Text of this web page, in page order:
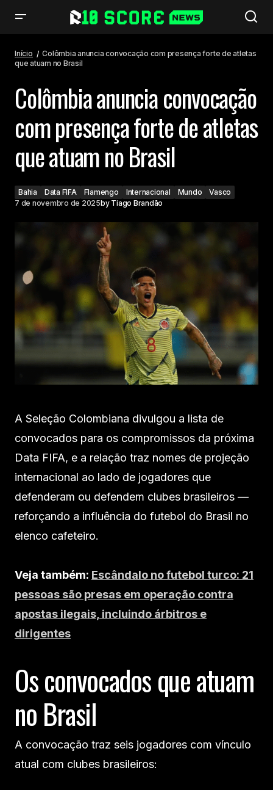
no Brasil
Início
Colômbia anuncia convocação com presença forte de atletas
que atuam no Brasil
Colômbia anuncia convocação
com presença forte de atletas
que atuam no Brasil
Bahia Data FIFA Flamengo Internacional Mundo
Vasco
7 de novembro de 2025by Tiago Brandão
A Seleção Colombiana divulgou a lista de
convocados para os compromissos da próxima
Data FIFA, e a relação traz nomes de projeção
internacional ao lado de jogadores que
defenderam ou defendem clubes brasileiros —
reforçando a influência do futebol do Brasil no
elenco cafeteiro.
Veja também: Escândalo no futebol turco: 21
pessoas são presas em operação contra
apostas ilegais, incluindo árbitros e
dirigentes
Os convocados que atuam
no Brasil
A convocação traz seis jogadores com vínculo
atual com clubes brasileiros: